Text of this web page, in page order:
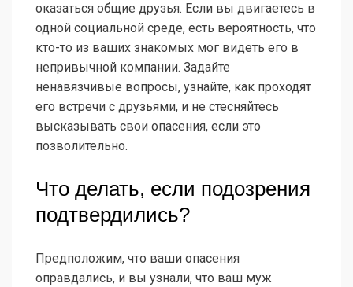
оказаться общие друзья. Если вы двигаетесь в
одной социальной среде, есть вероятность, что
кто-то из ваших знакомых мог видеть его в
непривычной компании. Задайте
ненавязчивые вопросы, узнайте, как проходят
его встречи с друзьями, и не стесняйтесь
высказывать свои опасения, если это
позволительно.
Что делать, если подозрения
подтвердились?
Предположим, что ваши опасения
оправдались, и вы узнали, что ваш муж